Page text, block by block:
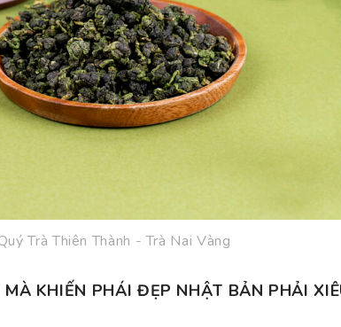
Trà Thiên Thành - Trà Nai Vàng
KHIẾN PHÁI ĐẸP NHẬT BẢN PHẢI